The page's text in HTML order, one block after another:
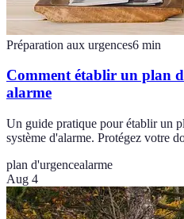
Préparation aux urgences6 min
Comment établir un plan
alarme
Un guide pratique pour établir un
système d'alarme. Protégez votre
plan d'urgencealarme
Aug 4